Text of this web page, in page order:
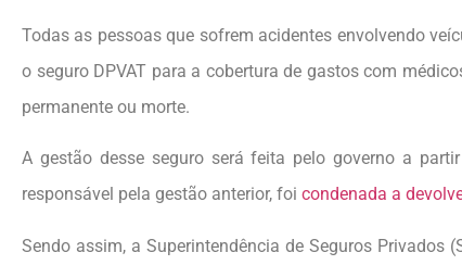
Todas as pessoas que sofrem acidentes envolvendo
o seguro DPVAT para a cobertura de gastos com
permanente ou morte.
A gestão desse seguro será feita pelo governo a
responsável pela gestão anterior, foi condenada a
Sendo assim, a Superintendência de Seguros Privados